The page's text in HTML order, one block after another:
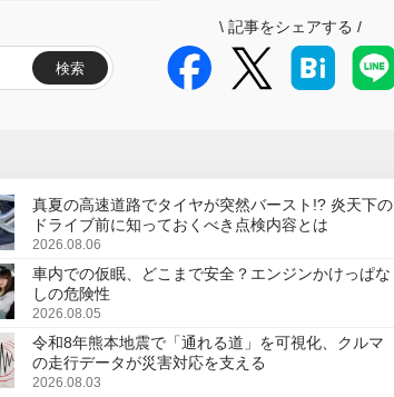
検索
\ 記事をシェアする /
真夏の高速道路でタイヤが突然バースト!? 炎天下の
ドライブ前に知っておくべき点検内容とは
2026.08.06
車内での仮眠、どこまで安全？エンジンかけっぱな
しの危険性
2026.08.05
令和8年熊本地震で「通れる道」を可視化、クルマ
の走行データが災害対応を支える
2026.08.03